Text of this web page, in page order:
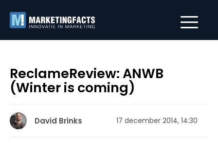
ReclameReview: ANWB
(Winter is coming)
David Brinks 17 december 2014, 14:30